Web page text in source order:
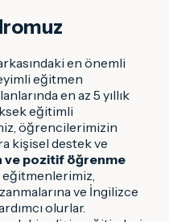
en önemli
eğitmen
en az 5 yıllık
eğitimli
öğrencilerimizin
kişisel destek ve
ve pozitif öğrenme
eğitmenlerimiz,
ve İngilizce
olurlar.